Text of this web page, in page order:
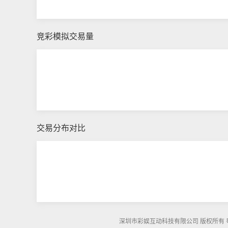
竞彩模拟交易量
交易分布对比
深圳市彩娱互动科技有限公司 版权所